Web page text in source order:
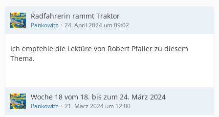
Radfahrerin rammt Traktor
Pankowitz 24. April 2024 um 09:02
Ich empfehle die Lektüre von Robert Pfaller zu diesem
Thema.
Woche 18 vom 18. bis zum 24. März 2024
Pankowitz 21. März 2024 um 12:00